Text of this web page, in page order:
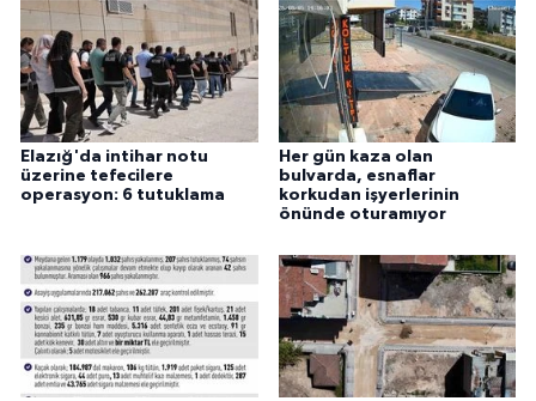
Elazığ'da intihar notu
üzerine tefecilere
operasyon: 6 tutuklama
Her gün kaza olan
bulvarda, esnaflar
korkudan işyerlerinin
önünde oturamıyor